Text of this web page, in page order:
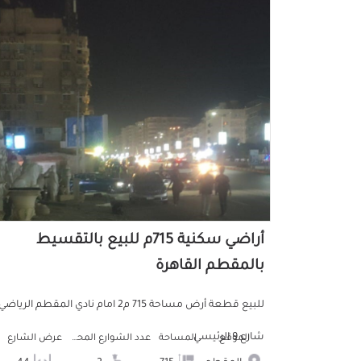
أراضي سكنية 715م للبيع بالتقسيط
بالمقطم القاهرة
للبيع قطعة أرض مساحة 715 م2 امام نادي المقطم الرياضي
شارع 9 الرئيسيالموقع المساحة عدد الشوارع المحيطه عرض الشارع